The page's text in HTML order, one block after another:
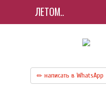
ЛЕТОМ..
написать в WhatsApp